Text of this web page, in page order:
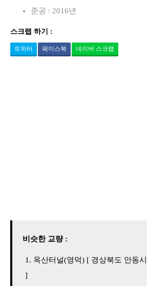
준공 : 2016년
스크랩 하기 :
트위터 페이스북 네이버 스크랩
비슷한 교량 :
옥산터널(영덕) [ 경상북도 안동
]